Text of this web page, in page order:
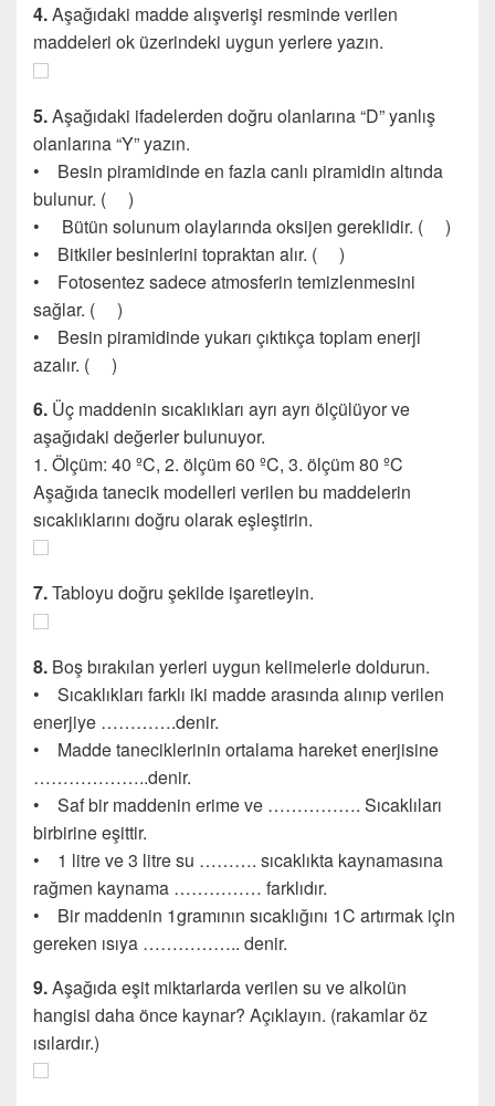
4.Aşağıdaki madde alışverişi resminde verilen
maddeleri ok üzerindeki uygun yerlere yazın.
5.Aşağıdaki ifadelerden doğru olanlarına “D” yanlış
olanlarına “Y” yazın.
• Besin piramidinde en fazla canlı piramidin altında
bulunur. ( )
• Bütün solunum olaylarında oksijen gereklidir. ( )
• Bitkiler besinlerini topraktan alır. ( )
• Fotosentez sadece atmosferin temizlenmesini
sağlar. ( )
• Besin piramidinde yukarı çıktıkça toplam enerji
azalır. ( )
6. Üç maddenin sıcaklıkları ayrı ayrı ölçülüyor ve
aşağıdaki değerler bulunuyor.
1. Ölçüm: 40 ºC, 2. ölçüm 60 ºC, 3. ölçüm 80 ºC
Aşağıda tanecik modelleri verilen bu maddelerin
sıcaklıklarını doğru olarak eşleştirin.
7.Tabloyu doğru şekilde işaretleyin.
8. Boş bırakılan yerleri uygun kelimelerle doldurun.
• Sıcaklıkları farklı iki madde arasında alınıp verilen
enerjiye ………….denir.
• Madde taneciklerinin ortalama hareket enerjisine
………………..denir.
• Saf bir maddenin erime ve ……………. Sıcaklıları
birbirine eşittir.
• 1 litre ve 3 litre su ………. sıcaklıkta kaynamasına
rağmen kaynama …………… farklıdır.
• Bir maddenin 1gramının sıcaklığını 1C artırmak için
gereken ısıya …………….. denir.
9.Aşağıda eşit miktarlarda verilen su ve alkolün
hangisi daha önce kaynar? Açıklayın. (rakamlar öz
ısılardır.)